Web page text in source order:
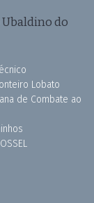
do
Lobato
de Combate ao